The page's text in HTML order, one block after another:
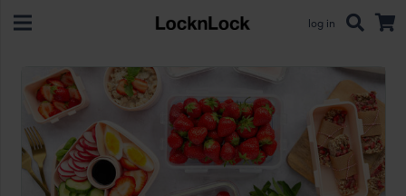
log in